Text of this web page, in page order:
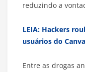
reduzindo a
LEIA: Hackers
usuários do
Entre as drogas